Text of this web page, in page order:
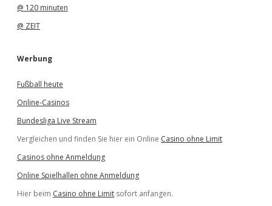
@ 120 minuten
@ ZEIT
Werbung
Fußball heute
Online-Casinos
Bundesliga Live Stream
Vergleichen und finden Sie hier ein Online Casino ohne Limit
Casinos ohne Anmeldung
Online Spielhallen ohne Anmeldung
Hier beim Casino ohne Limit sofort anfangen.